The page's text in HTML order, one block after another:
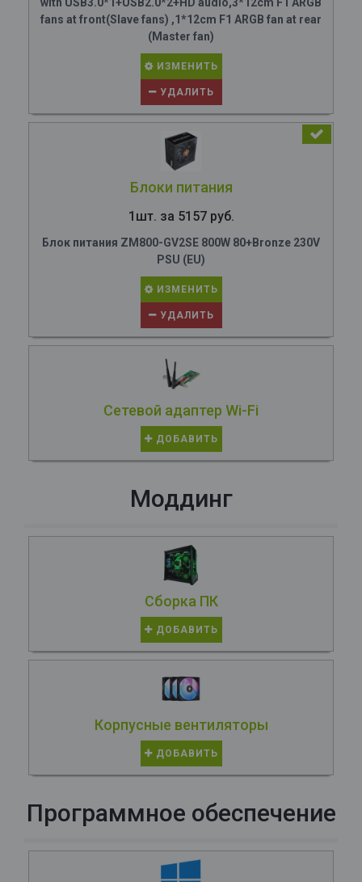
fans at front(Slave fans) ,1*12cm F1 ARGB fan at rear
(Master fan)
ИЗМЕНИТЬ
УДАЛИТЬ
Блоки питания
1шт. за 5157 руб.
Блок питания ZM800-GV2SE 800W 80+Bronze 230V
PSU (EU)
ИЗМЕНИТЬ
УДАЛИТЬ
Сетевой адаптер Wi-Fi
ДОБАВИТЬ
Моддинг
Сборка ПК
ДОБАВИТЬ
Корпусные вентиляторы
ДОБАВИТЬ
Программное обеспечение